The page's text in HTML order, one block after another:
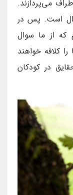
می‌پردازند.
است. پس در
که از ما سوال
کلافه خواهند
در کودکان